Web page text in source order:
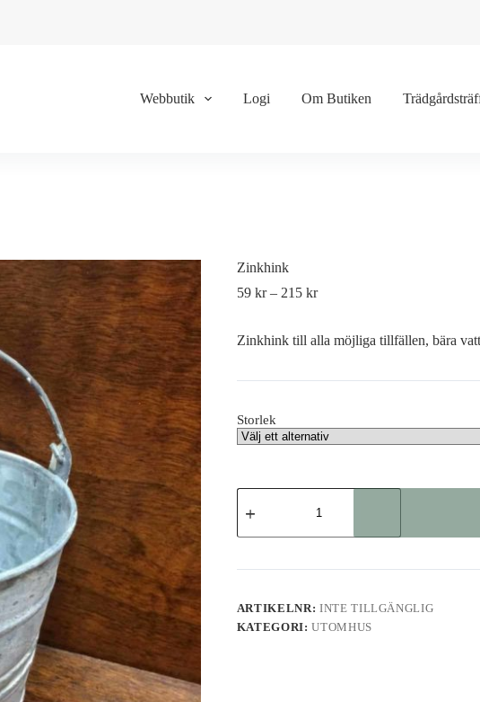
Webbutik Logi Om Butiken
Zinkhink
59 kr– 215 kr
Zinkhink till alla möjliga tillfällen, bära
Storlek
Zinkhink
mängd
ARTIKELNR: INTE TILLGÄNGLIG
KATEGORI:UTOMHUS